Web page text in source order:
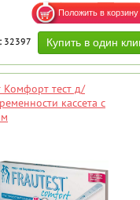
32397
Комфорт тест д/
кассета с